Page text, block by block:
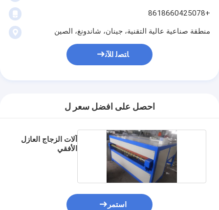
+8618660425078
منطقة صناعية عالية التقنية، جينان، شاندونغ، الصين
ﺎﺘﺼﻟ ﺍﻶﻧ
احصل على افضل سعر ل
آلات الزجاج العازل
الأفقي
استمر